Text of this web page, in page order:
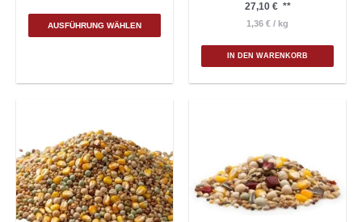
AUSFÜHRUNG WÄHLEN
mehrere
Varianten
Optionen
können
auf
der
27,10 €**
1,36 € / kg
IN DEN WARENKORB